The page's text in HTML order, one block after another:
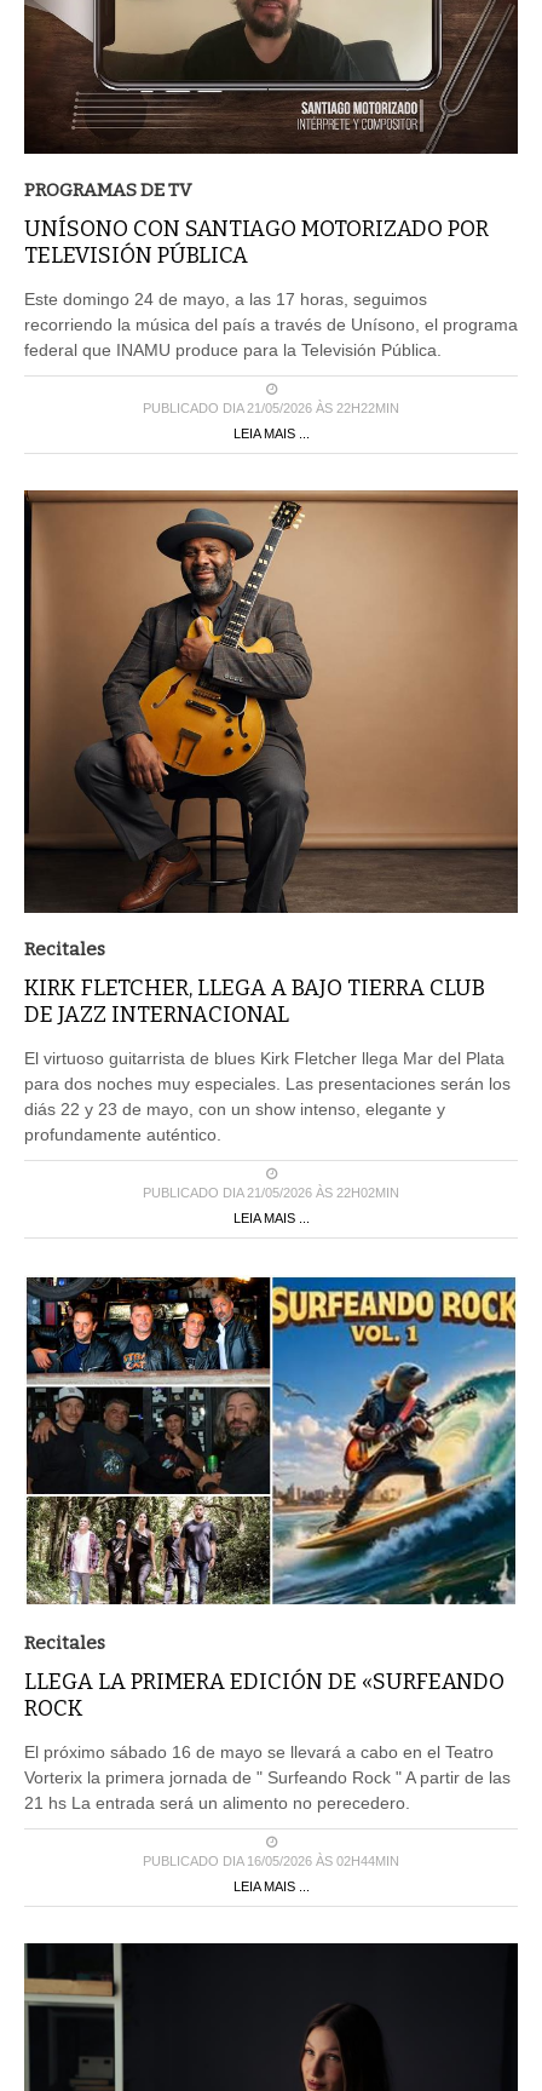
PROGRAMAS DE TV
UNÍSONO CON SANTIAGO MOTORIZADO POR
TELEVISIÓN PÚBLICA
Este domingo 24 de mayo, a las 17 horas, seguimos
recorriendo la música del país a través de Unísono, el programa
federal que INAMU produce para la Televisión Pública.
PUBLICADO DIA 21/05/2026 ÀS 22H22MIN
LEIA MAIS ...
Recitales
KIRK FLETCHER, LLEGA A BAJO TIERRA CLUB
DE JAZZ INTERNACIONAL
El virtuoso guitarrista de blues Kirk Fletcher llega Mar del Plata
para dos noches muy especiales. Las presentaciones serán los
diás 22 y 23 de mayo, con un show intenso, elegante y
profundamente auténtico.
PUBLICADO DIA 21/05/2026 ÀS 22H02MIN
LEIA MAIS ...
Recitales
LLEGA LA PRIMERA EDICIÓN DE «SURFEANDO
ROCK
El próximo sábado 16 de mayo se llevará a cabo en el Teatro
Vorterix la primera jornada de " Surfeando Rock " A partir de las
21 hs La entrada será un alimento no perecedero.
PUBLICADO DIA 16/05/2026 ÀS 02H44MIN
LEIA MAIS ...